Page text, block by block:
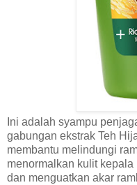
Ini adalah syampu
gabungan ekstrak Teh
membantu melindungi
menormalkan kulit
dan menguatkan akar